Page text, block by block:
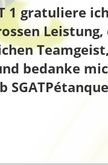
1 gratuliere
bedanke
SGATPétanque